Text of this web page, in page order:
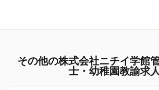
その他の株式会社ニチイ学館
士・幼稚園教諭求人